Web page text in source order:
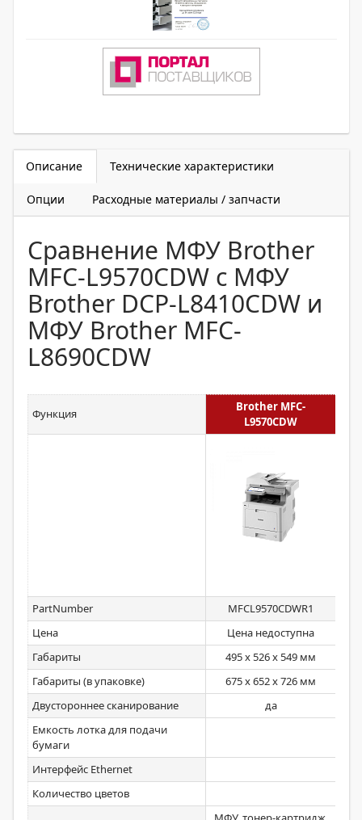
Описание Технические характеристики
Опции Расходные материалы / запчасти
Сравнение МФУ Brother
MFC-L9570CDW с МФУ
Brother DCP-L8410CDW и
МФУ Brother MFC-
L8690CDW
Функция
Brother MFC-
L9570CDW
PartNumber MFCL9570CDWR1
Цена
Цена недоступна
Габариты
495 x 526 x 549 мм
Габариты (в упаковке)
675 x 652 x 726 мм
Двустороннее сканирование
да
Емкость лотка для подачи
бумаги
Интерфейс Ethernet
Количество цветов